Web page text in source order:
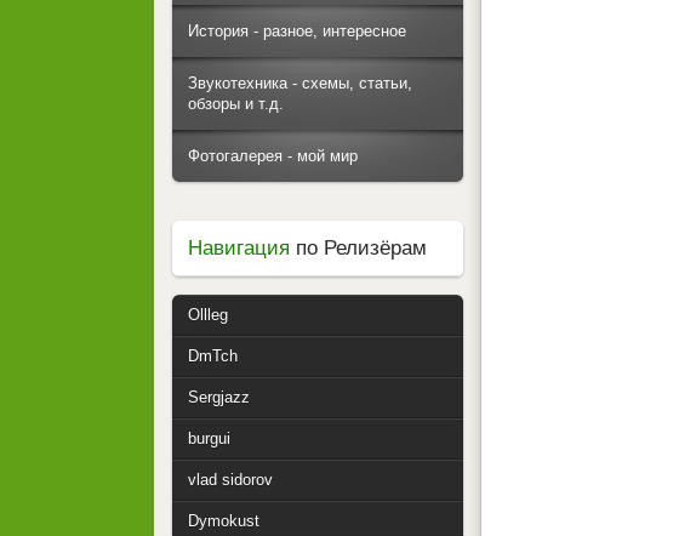
История - разное, интересное
Звукотехника - схемы, статьи,
обзоры и т.д.
Фотогалерея - мой мир
Навигация по Релизёрам
Ollleg
DmTch
Sergjazz
burgui
vlad sidorov
Dymokust